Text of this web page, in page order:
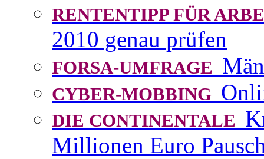
RENTENTIPP FÜR
2010 genau prüfen
FORSA-UMFRAGE
CYBER-MOBBING
DIE CONTINENTALE
Millionen Euro